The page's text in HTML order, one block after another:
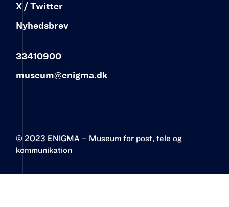
X / Twitter
Nyhedsbrev
33410900
museum@enigma.dk
© 2023 ENIGMA – Museum for post, tele og
kommunikation‍